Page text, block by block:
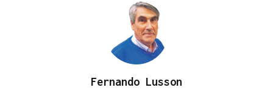
Fernando Lusson